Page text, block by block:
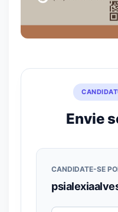
Envie
CANDIDATE-SE